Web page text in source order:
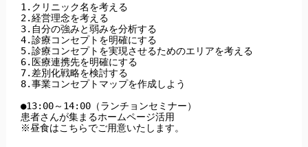
1.クリニック名を考える
2.経営理念を考える
3.自分の強みと弱みを分析する
4.診療コンセプトを明確にする
5.診療コンセプトを実現させるためのエリアを考える
6.医療連携先を明確にする
7.差別化戦略を検討する
8.事業コンセプトマップを作成しよう
●13:00～14:00（ランチョンセミナー）
患者さんが集まるホームページ活用
※昼食はこちらでご用意いたします。